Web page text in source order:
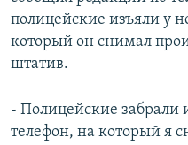
полицейские изъяли у
который он снимал
штатив.
- Полицейские забрали
телефон, на который я